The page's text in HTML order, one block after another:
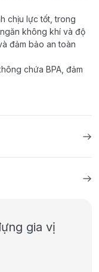
chịu lực tốt, trong
không khí và độ
đảm bảo an toàn
chứa BPA, đảm
gia vị